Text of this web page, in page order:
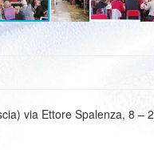
via Ettore Spalenza, 8 –